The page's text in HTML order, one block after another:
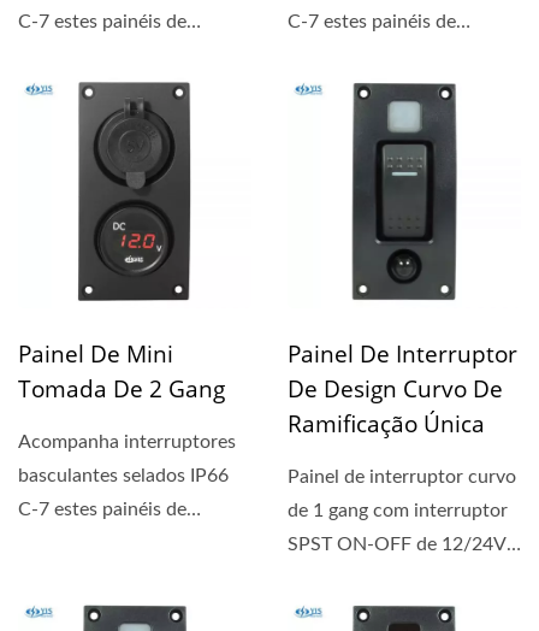
C-7 estes painéis de
nossas...
C-7 estes painéis de
nossas...
Painel De Mini
Tomada De 2 Gang
Acompanha interruptores
basculantes selados IP66
C-7 estes painéis de
Painel De Interruptor
De Design Curvo De
Ramificação Única
Painel de interruptor curvo
de 1 gang com interruptor
SPST ON-OFF de 12/24V